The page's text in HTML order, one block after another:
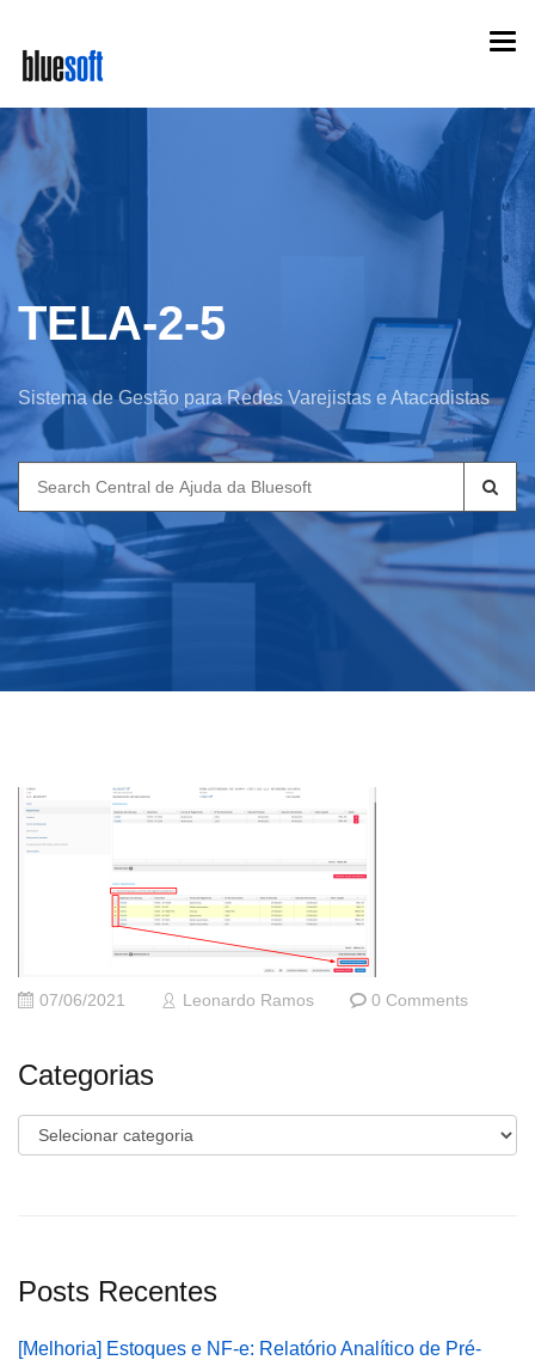
main
content
TELA-2-5
Sistema de Gestão para Redes Varejistas e Atacadistas
Search
for:
07/06/2021 Leonardo Ramos 0 Comments
Categorias
Categorias
Posts Recentes
[Melhoria] Estoques e NF-e: Relatório Analítico de Pré-